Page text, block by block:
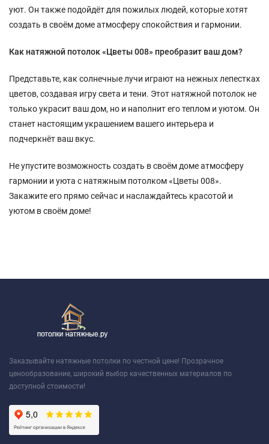
уют. Он также подойдёт для пожилых людей, которые хотят
создать в своём доме атмосферу спокойствия и гармонии.
Как натяжной потолок «Цветы 008» преобразит ваш дом?
Представьте, как солнечные лучи играют на нежных лепестках
цветов, создавая игру света и тени. Этот натяжной потолок не
только украсит ваш дом, но и наполнит его теплом и уютом. Он
станет настоящим украшением вашего интерьера и
подчеркнёт ваш вкус.
Не упустите возможность создать в своём доме атмосферу
гармонии и уюта с натяжным потолком «Цветы 008».
Закажите его прямо сейчас и наслаждайтесь красотой и
уютом в своём доме!
Заказывайте натяжные потолки по честной цене! Прозрачное
ценообразование, широкий выбор качественных материалов по
доступной стоимости!